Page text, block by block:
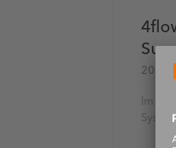
20.
Im